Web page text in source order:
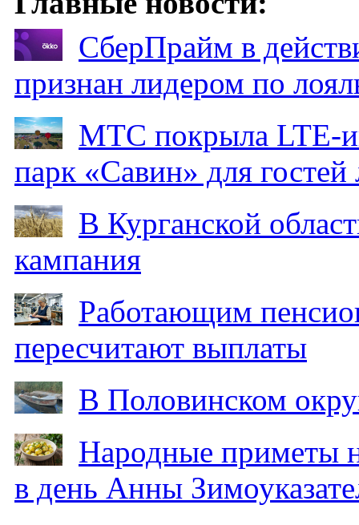
СберПрайм в
признан лидером по
МТС покрыла LTE-
парк «Савин» для гостей
В Курганской
кампания
Работающим
пересчитают выплаты
В Половинском
Народные приметы
в день Анны